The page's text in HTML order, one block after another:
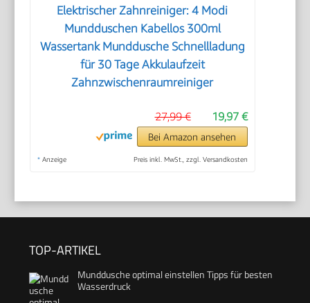
Elektrischer Zahnreiniger: 4 Modi
Mundduschen Kabellos 300ml
Wassertank Munddusche Schnellladung
für 30 Tage Akkulaufzeit
Zahnzwischenraumreiniger
19,97 €
27,99 €
Bei Amazon ansehen
* Anzeige Preis inkl. MwSt., zzgl. Versandkosten
TOP-ARTIKEL
Munddusche optimal einstellen Tipps für besten
Wasserdruck